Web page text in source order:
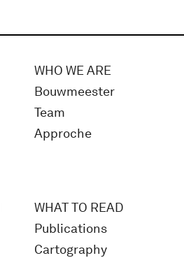
WHO WE ARE
Bouwmeester
Team
Approche
WHAT TO READ
Publications
Cartography